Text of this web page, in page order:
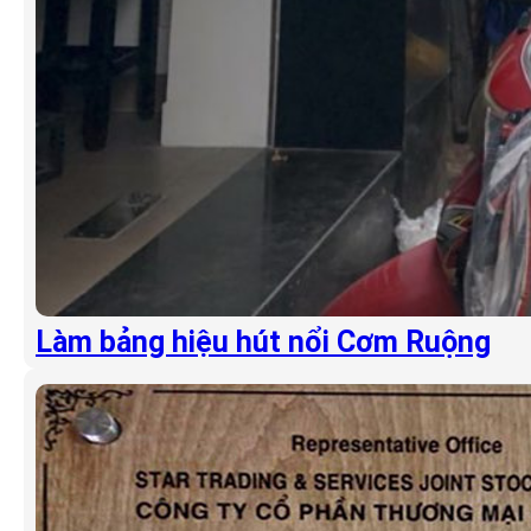
Làm bảng hiệu hút nổi Cơm Ruộng